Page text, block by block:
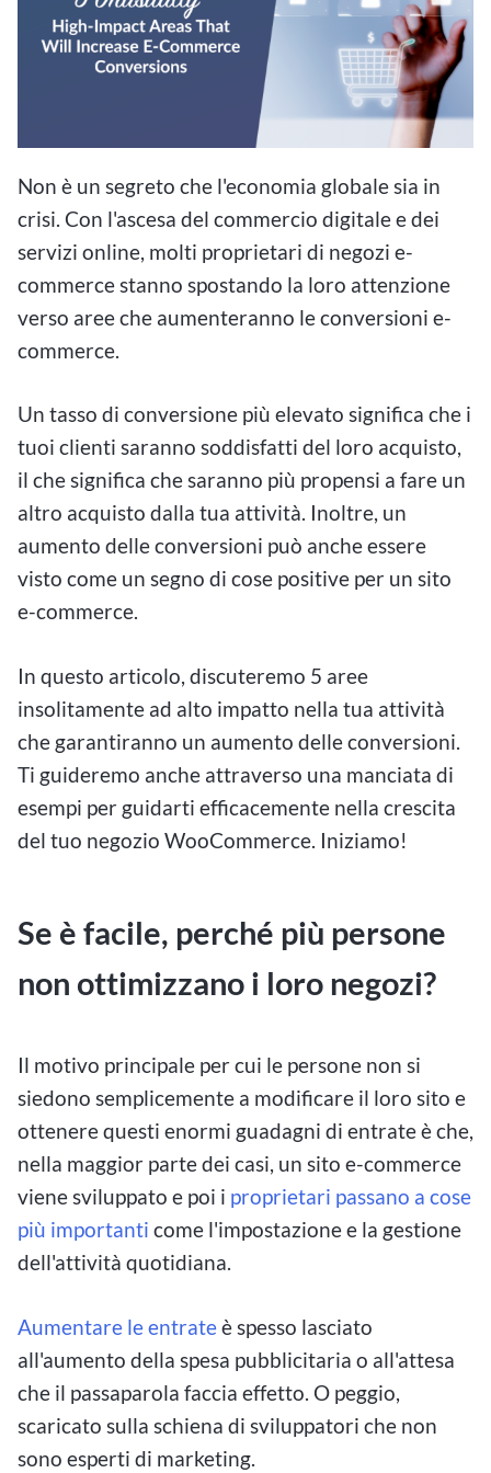
Non è un segreto che l'economia globale sia in
crisi. Con l'ascesa del commercio digitale e dei
servizi online, molti proprietari di negozi e-
commerce stanno spostando la loro attenzione
verso aree che aumenteranno le conversioni e-
commerce.
Un tasso di conversione più elevato significa che i
tuoi clienti saranno soddisfatti del loro acquisto,
il che significa che saranno più propensi a fare un
altro acquisto dalla tua attività. Inoltre, un
aumento delle conversioni può anche essere
visto come un segno di cose positive per un sito
e-commerce.
In questo articolo, discuteremo 5 aree
insolitamente ad alto impatto nella tua attività
che garantiranno un aumento delle conversioni.
Ti guideremo anche attraverso una manciata di
esempi per guidarti efficacemente nella crescita
del tuo negozio WooCommerce. Iniziamo!
Se è facile, perché più persone
non ottimizzano i loro negozi?
Il motivo principale per cui le persone non si
siedono semplicemente a modificare il loro sito e
ottenere questi enormi guadagni di entrate è che,
nella maggior parte dei casi, un sito e-commerce
viene sviluppato e poi i proprietari passano a cose
più importanti come l'impostazione e la gestione
dell'attività quotidiana.
Aumentare le entrateè spesso lasciato
all'aumento della spesa pubblicitaria o all'attesa
che il passaparola faccia effetto. O peggio,
scaricato sulla schiena di sviluppatori che non
sono esperti di marketing.